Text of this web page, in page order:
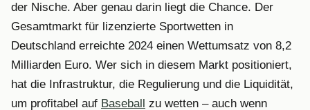
der Nische. Aber genau darin liegt die Chance. Der
Gesamtmarkt für lizenzierte Sportwetten in
Deutschland erreichte 2024 einen Wettumsatz von 8,2
Milliarden Euro. Wer sich in diesem Markt positioniert,
hat die Infrastruktur, die Regulierung und die Liquidität,
um profitabel auf Baseball
zu wetten – auch wenn